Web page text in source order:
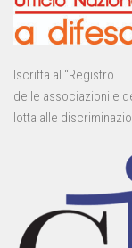
Iscritta al “Registro
delle associazioni e
lotta alle